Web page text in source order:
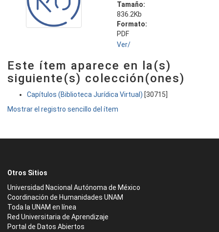
Tamaño:
836.2Kb
Formato:
PDF
Ver/
Este ítem aparece en la(s)
siguiente(s) colección(ones)
Capítulos (Biblioteca Jurídica Virtual) [30715]
Mostrar el registro sencillo del ítem
Otros Sitios
Universidad Nacional Autónoma de México
Coordinación de Humanidades UNAM
Toda la UNAM en línea
Red Universitaria de Aprendizaje
Portal de Datos Abiertos